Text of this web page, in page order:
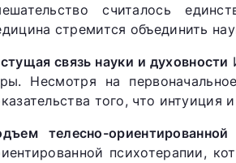
считалось
стремится объединить
связь науки и духовности
Несмотря на
того, что
телесно-ориентированной
психотерапии,